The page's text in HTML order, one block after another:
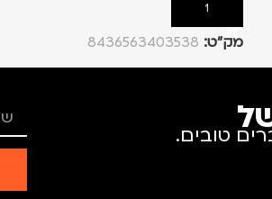
הוספה לסל
מק”ט: 8436563403538
טובים.